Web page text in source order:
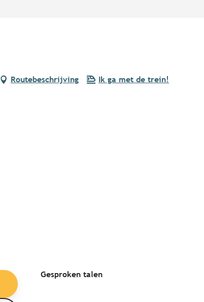
Routebeschrijving Ik ga met de trein!
Gesproken talen
Gesproken talen